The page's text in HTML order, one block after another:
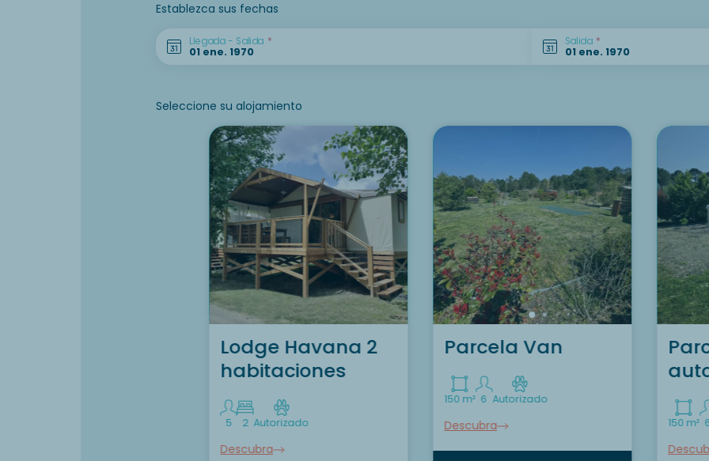
Establezca sus fechas
Llegada - Salida Salida
Seleccione su alojamiento
Lodge Havana 2
habitaciones
5 2 Autorizado
Descubra
Parcela Van
150 m² 6 Autorizado
Descubra 150 m²